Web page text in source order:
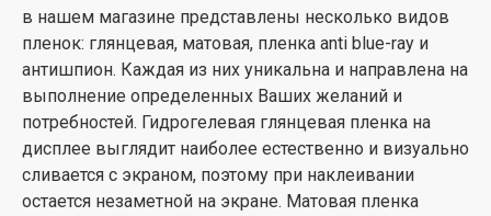
в нашем магазине представлены несколько видов
пленок: глянцевая, матовая, пленка anti blue-ray и
антишпион. Каждая из них уникальна и направлена на
выполнение определенных Ваших желаний и
потребностей. Гидрогелевая глянцевая пленка на
дисплее выглядит наиболее естественно и визуально
сливается с экраном, поэтому при наклеивании
остается незаметной на экране. Матовая пленка